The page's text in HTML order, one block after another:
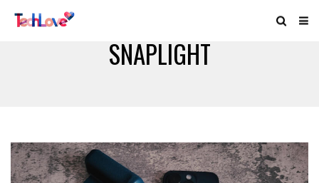
SNAPLIGHT